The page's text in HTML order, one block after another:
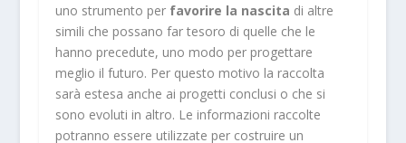
uno strumento per favorire la nascita di altre
simili che possano far tesoro di quelle che le
hanno precedute, uno modo per progettare
meglio il futuro. Per questo motivo la raccolta
sarà estesa anche ai progetti conclusi o che si
sono evoluti in altro. Le informazioni raccolte
potranno essere utilizzate per costruire un